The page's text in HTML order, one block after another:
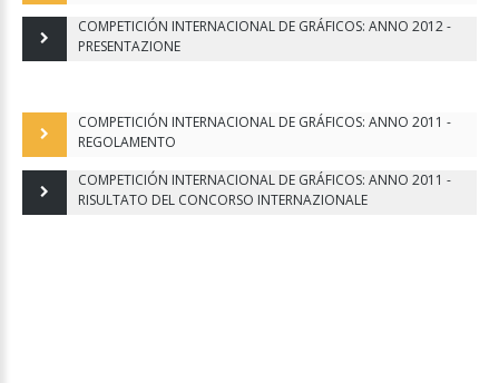
COMPETICIÓN INTERNACIONAL DE GRÁFICOS: ANNO 2012 -
PRESENTAZIONE
COMPETICIÓN INTERNACIONAL DE GRÁFICOS: ANNO 2011 -
REGOLAMENTO
COMPETICIÓN INTERNACIONAL DE GRÁFICOS: ANNO 2011 -
RISULTATO DEL CONCORSO INTERNAZIONALE